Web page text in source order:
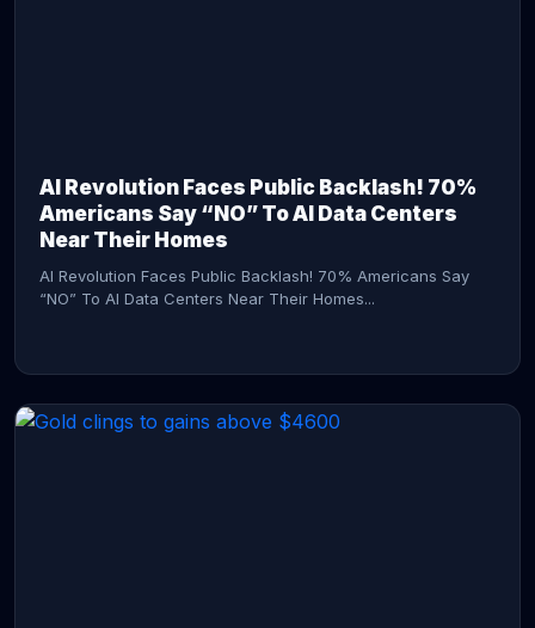
AI Revolution Faces Public Backlash! 70%
Americans Say “NO” To AI Data Centers
Near Their Homes
AI Revolution Faces Public Backlash! 70% Americans Say
“NO” To AI Data Centers Near Their Homes...